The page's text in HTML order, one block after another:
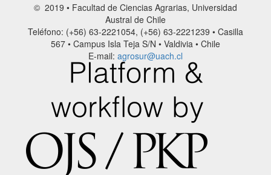
© 2019 • Facultad de Ciencias Agrarias, Universidad
Austral de Chile
Teléfono: (+56) 63-2221054, (+56) 63-2221239 • Casilla
567 • Campus Isla Teja S/N • Valdivia • Chile
E-mail: agrosur@uach.cl